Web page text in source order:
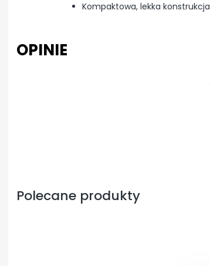
Kompaktowa, lekka konstrukcja
OPINIE
Polecane produkty